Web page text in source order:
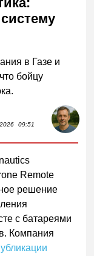
в Газе и
бойцу
09:51
Remote
решение
с батареями
Компания